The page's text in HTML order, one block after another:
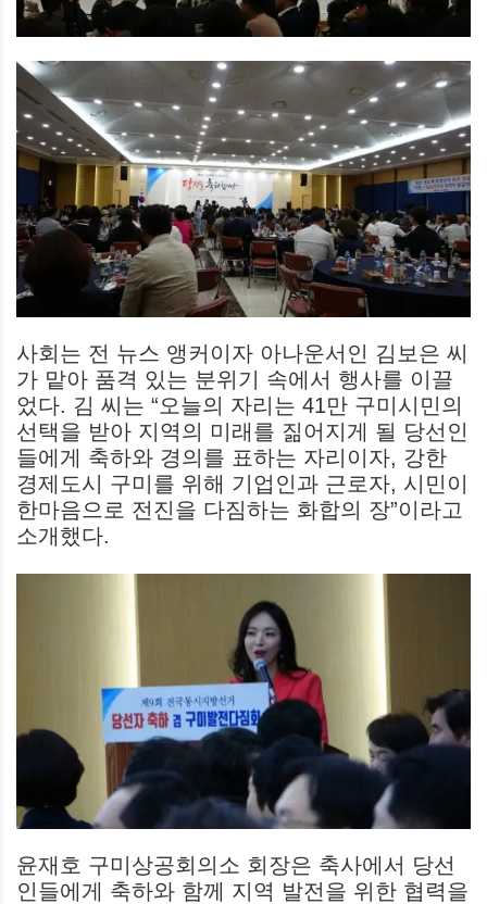
사회는 전 뉴스 앵커이자 아나운서인 김보은 씨
가 맡아 품격 있는 분위기 속에서 행사를 이끌
었다. 김 씨는 “오늘의 자리는 41만 구미시민의
선택을 받아 지역의 미래를 짊어지게 될 당선인
들에게 축하와 경의를 표하는 자리이자, 강한
경제도시 구미를 위해 기업인과 근로자, 시민이
한마음으로 전진을 다짐하는 화합의 장”이라고
소개했다.
윤재호 구미상공회의소 회장은 축사에서 당선
인들에게 축하와 함께 지역 발전을 위한 협력을